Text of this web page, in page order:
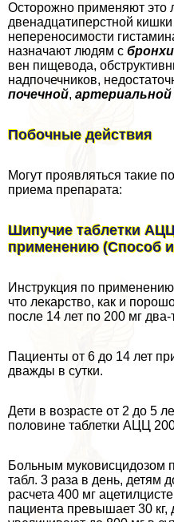
Осторожно применяют это
двенадцатиперстной кишки
непереносимости
назначают людям с
вен пищевода,
надпочечников,
почечной,
Побочные действия
Могут проявляться такие
приема препарата:
Шипучие таблетки
применению (Способ
Инструкция по
что лекарство, как и
после 14 лет по 200 мг два-
Пациенты от 6 до 14 лет
дважды в сутки.
Дети в возрасте от 2 до 5
половине таблетки АЦЦ
Больным муковисцидозом
табл. 3 раза в день, детям
расчета 400 мг
пациента превышает 30 кг,